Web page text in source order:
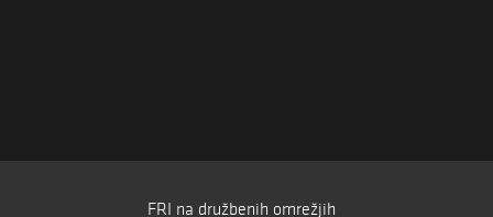
FRI na družbenih omrežjih